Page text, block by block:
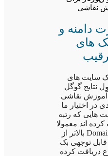
دامنه و
های
سایت های
نتایج گوگل
آموزش نقاشی
در اختیار ما
هایی که رتبه
اند معمولا
دارای Domain Authority بالاتر از
قابل توجهی بک
دریافت کرده